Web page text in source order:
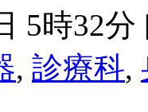
5時32分
, 診療科,